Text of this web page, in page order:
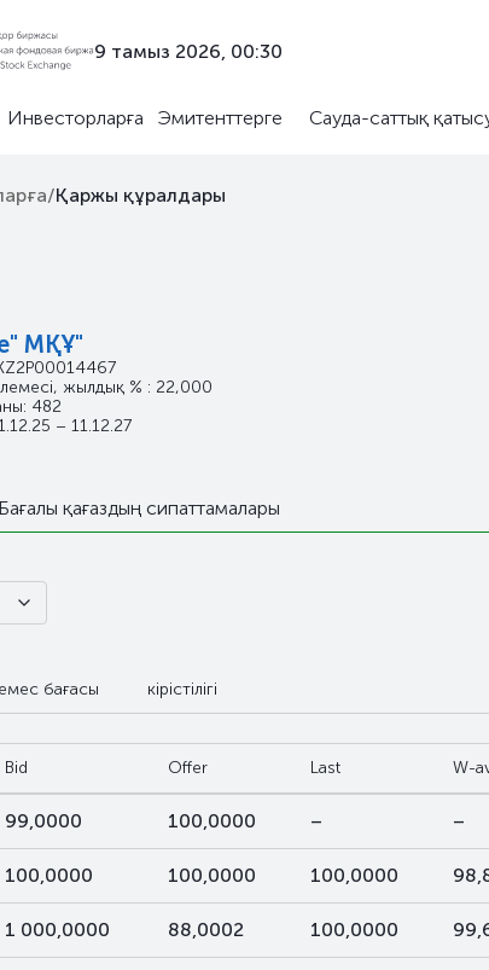
9 тамыз 2026, 00:30
Инвесторларға Эмитенттерге Сауда-саттық
/Қаржы құралдары
МҚҰ"
жылдық % : 22,000
482
– 11.12.27
Бағалы қағаздың сипаттамалары
бағасы кірістілігі
Bid Offer Last W-
99,0000 100,0000 – –
100,0000 100,0000 100,0000
1 000,0000 88,0002 100,0000